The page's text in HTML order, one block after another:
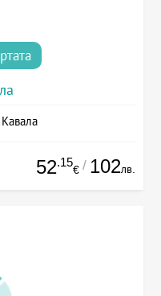
52.15
€ / 102лв.